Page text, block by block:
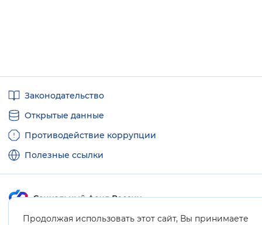
Продолжая использовать этот сайт, Вы принимаете
ссылкиЗаконодательство
Открытые данные
Противодействие коррупции
Полезные ссылки
Карта сайта